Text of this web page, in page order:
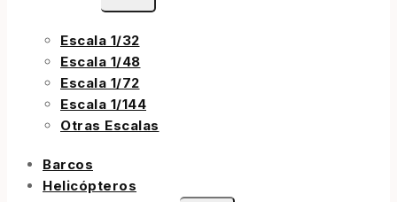
Escala 1/32
Escala 1/48
Escala 1/72
Escala 1/144
Otras Escalas
Barcos
Helicópteros